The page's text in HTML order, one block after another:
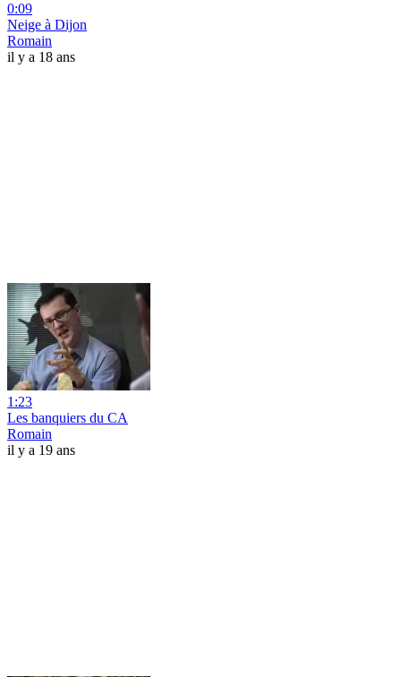
0:09
Neige à Dijon
Romain
il y a 18 ans
1:23
Les banquiers du CA
Romain
il y a 19 ans